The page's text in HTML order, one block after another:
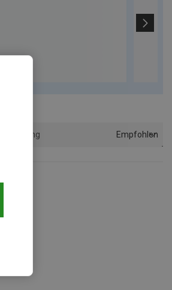
Sortierung Empfohlen